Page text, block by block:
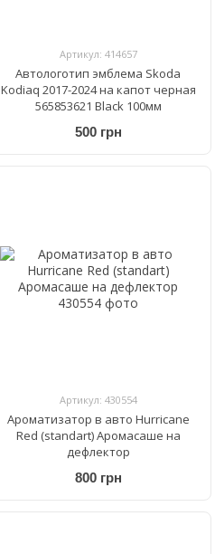
Артикул: 414657
Автологотип эмблема Skoda
Kodiaq 2017-2024 на капот черная
565853621 Black 100мм
500 грн
Артикул: 430554
Ароматизатор в авто Hurricane
Red (standart) Аромасаше на
дефлектор
800 грн